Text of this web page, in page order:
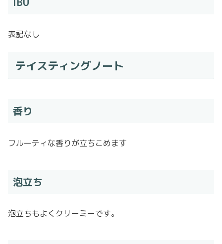
表記なし
テイスティングノート
香り
フルーティな香りが立ちこめます
泡立ち
泡立ちもよくクリーミーです。